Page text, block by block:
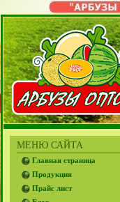
МЕНЮ САЙТА
Главная страница
Продукция
Прайс лист